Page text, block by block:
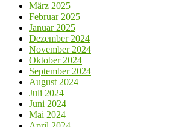
März 2025
Februar 2025
Januar 2025
Dezember 2024
November 2024
Oktober 2024
September 2024
August 2024
Juli 2024
Juni 2024
Mai 2024